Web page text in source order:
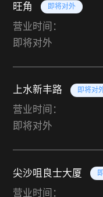
旺角 即将对外
营业时间：
即将对外
上水新丰路 即将对
营业时间：
即将对外
尖沙咀良士大厦
营业时间：